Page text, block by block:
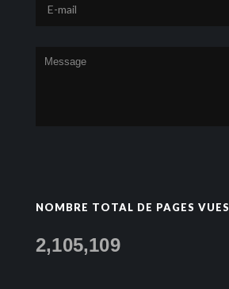
NOMBRE TOTAL DE PAGES VUES
2,105,109